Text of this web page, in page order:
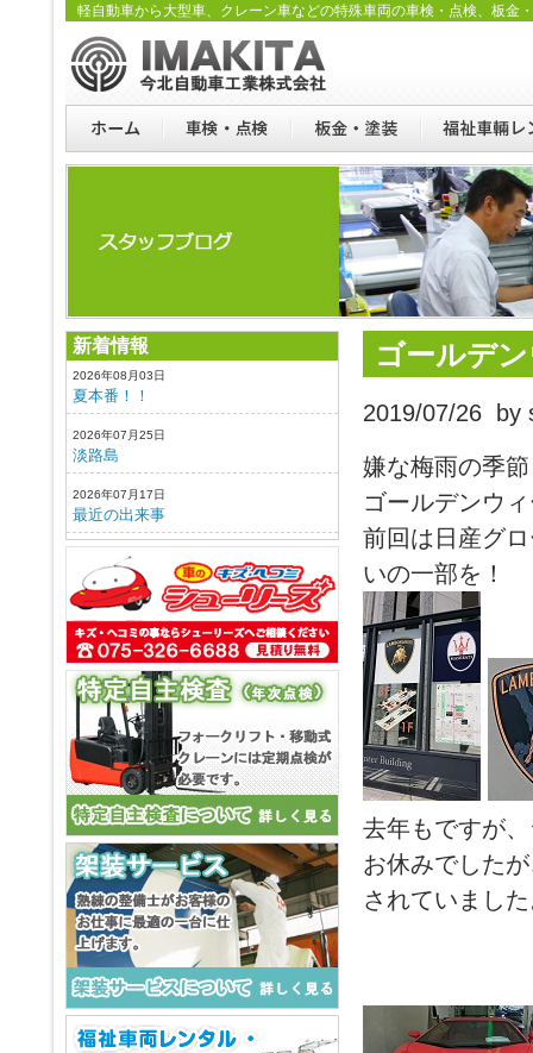
軽自動車から大型車、クレーン車などの特殊車両の車検・点検、板金
新着情報
2026年08月03日
夏本番！！
2026年07月25日
淡路島
2026年07月17日
最近の出来事
ゴールデ
2019/07/26 by
嫌な梅雨の季
ゴールデンウ
前回は日産グ
いの一部を！
去年もですが
お休みでした
されていまし